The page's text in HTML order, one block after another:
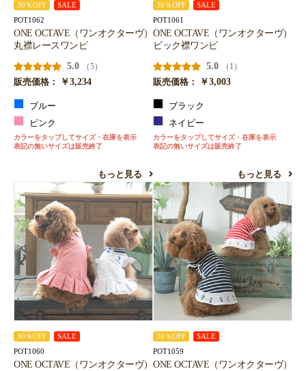
30％OFF SALE
POT1062
ONE OCTAVE（ワンオクターヴ）
丸襟レースワンピ
5.0
（5）
販売価格：
￥3,234
ブルー
ピンク
カラーをタップしてサイズ・在庫を表示
表記の無いサイズは販売終了
もっと見る
30％OFF SALE
POT1061
ONE OCTAVE（ワンオクターヴ）
ビック襟ワンピ
5.0
（1）
販売価格：
￥3,003
ブラック
ネイビー
カラーをタップしてサイズ・在庫を表示
表記の無いサイズは販売終了
もっと見る
30％OFF SALE
POT1060
ONE OCTAVE（ワンオクターヴ）
30％OFF SALE
POT1059
ONE OCTAVE（ワンオクターヴ）